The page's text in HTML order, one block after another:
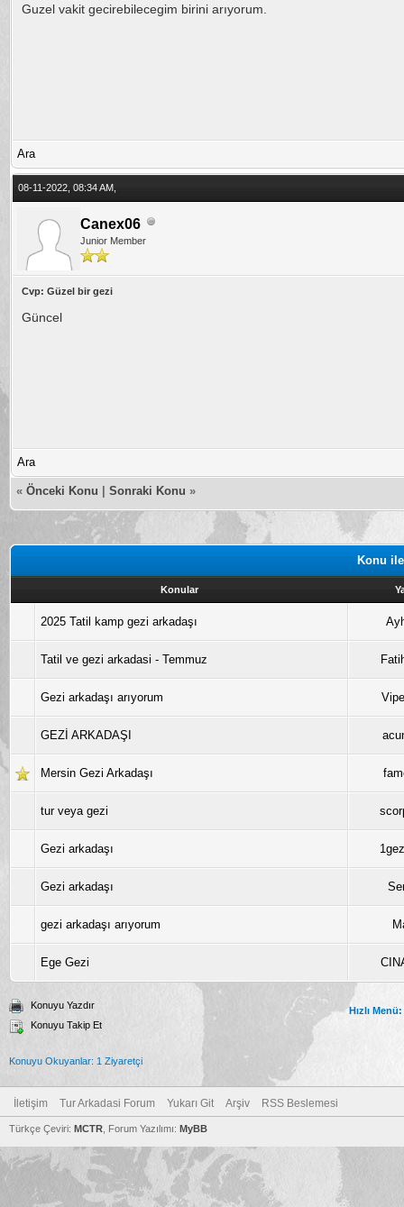
Guzel vakit gecirebilecegim birini arıyorum.
Ara
08-11-2022, 08:34 AM,
Canex06
Junior Member
Cvp: Güzel bir gezi
Güncel
Ara
« Önceki Konu Sonraki Konu »
Konu
Konular
2025 Tatil kamp gezi arkadaşı
Tatil ve gezi arkadasi - Temmuz
Gezi arkadaşı arıyorum
GEZİ ARKADAŞI
Mersin Gezi Arkadaşı
tur veya gezi
Gezi arkadaşı
Gezi arkadaşı
gezi arkadaşı arıyorum
Ege Gezi
Konuyu Yazdır
Konuyu Takip Et
Hızlı Menü:
Konuyu Okuyanlar: 1 Ziyaretçi
İletişim Tur Arkadasi Forum Yukarı Git Arşiv RSS Beslemesi
Türkçe Çeviri: MCTR , Forum Yazılımı: MyBB